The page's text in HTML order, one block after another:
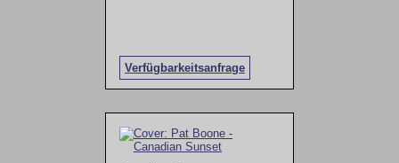
Verfügbarkeitsanfrage